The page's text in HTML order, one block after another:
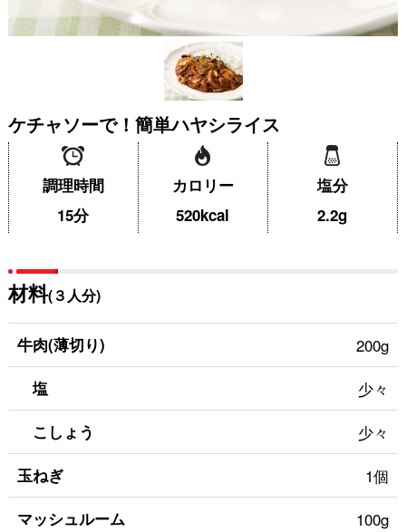
ケチャソーで！簡単ハヤシライス
調理時間
15分
カロリー
520kcal
塩分
2.2g
材料(３人分)
牛肉(薄切り) 200g
塩 少々
こしょう 少々
玉ねぎ 1個
マッシュルーム 100g